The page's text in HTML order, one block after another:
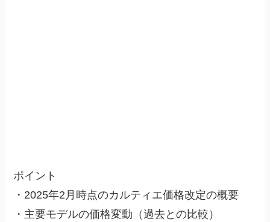
ポイント
・2025年2月時点のカルティエ価格改定の概要
・主要モデルの価格変動（過去との比較）